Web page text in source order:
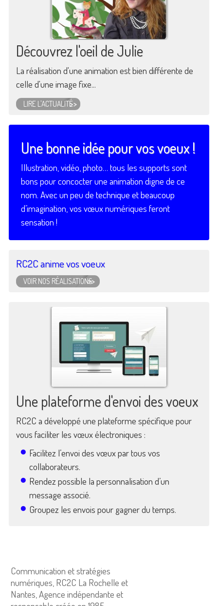
Découvrez l'oeil de Julie
La réalisation d'une animation est bien différente de
celle d'une image fixe...
LIRE L'ACTUALITÉ
Une bonne idée pour vos voeux !
Illustration, vidéo, photo… tous les supports sont
bons pour concocter une animation digne de ce
nom. Avec un peu de technique et beaucoup
d’imagination, vos vœux numériques feront
sensation !
RC2C anime vos voeux
VOIR NOS RÉALISATIONS
Une plateforme d'envoi des voeux
RC2C a développé une plateforme spécifique pour
vous faciliter les vœux électroniques :
Facilitez l’envoi des vœux par tous vos
collaborateurs.
Rendez possible la personnalisation d’un
message associé.
Groupez les envois pour gagner du temps.
Communication et stratégies
numériques, RC2C La Rochelle et
Nantes, Agence indépendante et